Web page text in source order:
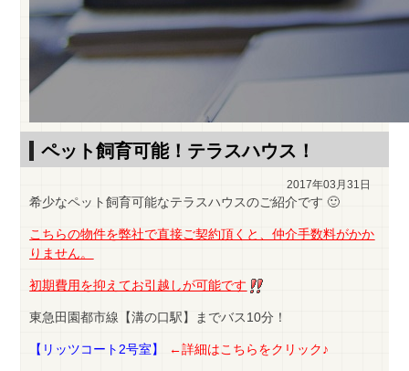
ペット飼育可能！テラスハウス！
2017年03月31日
希少なペット飼育可能なテラスハウスのご紹介です 🙂
こちらの物件を弊社で直接ご契約頂くと、仲介手数料がかか
りません。
初期費用を抑えてお引越しが可能です
東急田園都市線【溝の口駅】までバス10分！
【リッツコート2号室】 ←詳細はこちらをクリック♪